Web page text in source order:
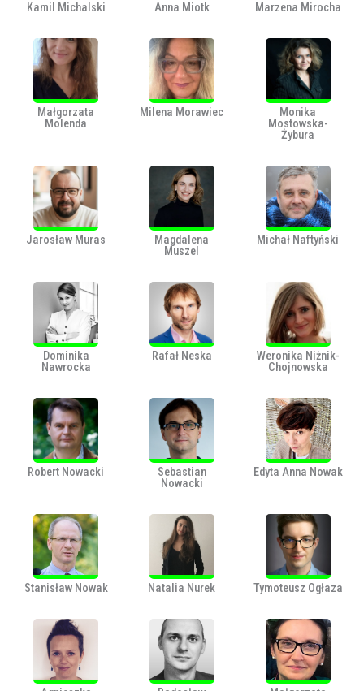
Kamil Michalski Anna Miotk Marzena Mirocha
Małgorzata
Molenda
Milena Morawiec
Monika
Mostowska-
Żybura
Jarosław Muras
Magdalena
Muszel
Michał Naftyński
Dominika
Nawrocka
Rafał Neska
Weronika Niżnik-
Chojnowska
Robert Nowacki
Sebastian
Nowacki
Edyta Anna Nowak
Stanisław Nowak Natalia Nurek Tymoteusz Ogłaza